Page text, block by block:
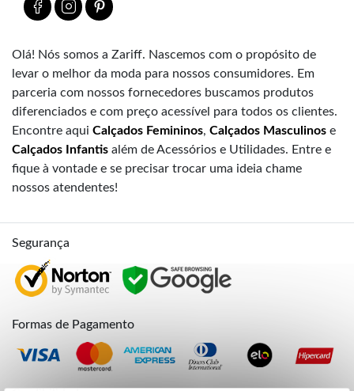
Olá! Nós somos a Zariff. Nascemos com o propósito de
levar o melhor da moda para nossos consumidores. Em
parceria com nossos fornecedores buscamos produtos
diferenciados e com preço acessível para todos os clientes.
Encontre aqui Calçados Femininos, Calçados Masculinos e
Calçados Infantis além de Acessórios e Utilidades. Entre e
fique à vontade e se precisar trocar uma ideia chame
nossos atendentes!
Segurança
Formas de Pagamento